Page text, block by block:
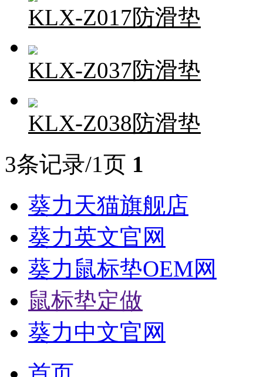
KLX-Z017防滑垫
KLX-Z037防滑垫
KLX-Z038防滑垫
3条记录/1页 1
葵力天猫旗舰店
葵力英文官网
葵力鼠标垫OEM网
鼠标垫定做
葵力中文官网